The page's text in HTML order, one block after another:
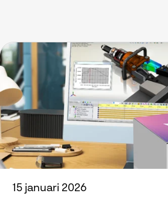
15 januari 2026